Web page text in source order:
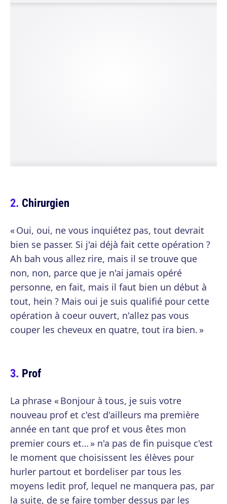
Chirurgien
« Oui, oui, ne vous inquiétez pas, tout devrait
bien se passer. Si j'ai déjà fait cette opération ?
Ah bah vous allez rire, mais il se trouve que
non, non, parce que je n'ai jamais opéré
personne, en fait, mais il faut bien un début à
tout, hein ? Mais oui je suis qualifié pour cette
opération à coeur ouvert, n'allez pas vous
couper les cheveux en quatre, tout ira bien. »
Prof
La phrase « Bonjour à tous, je suis votre
nouveau prof et c'est d'ailleurs ma première
année en tant que prof et vous êtes mon
premier cours et… » n'a pas de fin puisque c'est
le moment que choisissent les élèves pour
hurler partout et bordeliser par tous les
moyens ledit prof, lequel ne manquera pas, par
la suite, de se faire tomber dessus par les